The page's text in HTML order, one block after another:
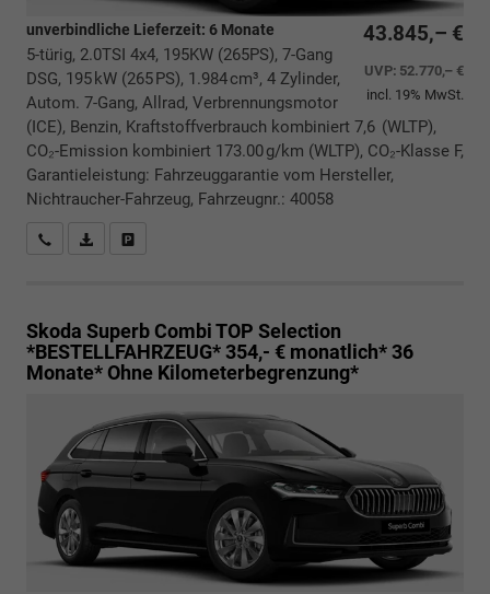
43.845,– €
UVP: 52.770,– €
incl. 19% MwSt.
unverbindliche Lieferzeit: 6 Monate
5-türig, 2.0TSI 4x4, 195KW (265PS), 7-Gang
DSG, 195 kW (265 PS), 1.984 cm³, 4 Zylinder,
Autom. 7-Gang, Allrad, Verbrennungsmotor
(ICE), Benzin, Kraftstoffverbrauch kombiniert 7,6 (WLTP),
CO₂-Emission kombiniert 173.00 g/km (WLTP), CO₂-Klasse F,
Garantieleistung: Fahrzeuggarantie vom Hersteller,
Nichtraucher-Fahrzeug, Fahrzeugnr.: 40058
Rückrufbitte absenden
PDF-Datei, Fahrzeugexposé drucken
Skoda Superb CombiTOP Selection
*BESTELLFAHRZEUG* 354,- € monatlich* 36
Monate* Ohne Kilometerbegrenzung*